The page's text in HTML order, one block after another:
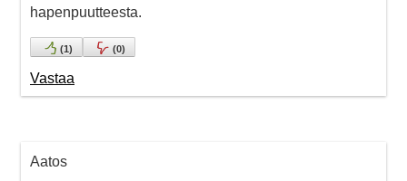
hapenpuutteesta.
(1) (0)
Vastaa
Aatos